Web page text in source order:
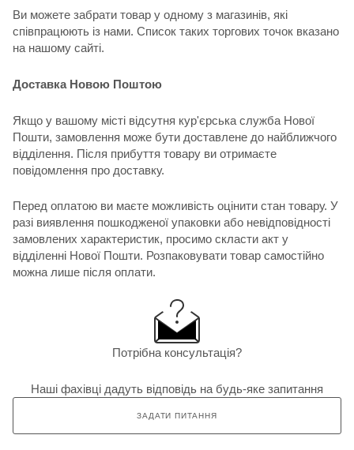
Ви можете забрати товар у одному з магазинів, які
співпрацюють із нами. Список таких торгових точок вказано
на нашому сайті.
Доставка Новою Поштою
Якщо у вашому місті відсутня кур'єрська служба Нової
Пошти, замовлення може бути доставлене до найближчого
відділення. Після прибуття товару ви отримаєте
повідомлення про доставку.
Перед оплатою ви маєте можливість оцінити стан товару. У
разі виявлення пошкодженої упаковки або невідповідності
замовлених характеристик, просимо скласти акт у
відділенні Нової Пошти. Розпаковувати товар самостійно
можна лише після оплати.
Потрібна консультація?
Наші фахівці дадуть відповідь на будь-яке запитання
ЗАДАТИ ПИТАННЯ